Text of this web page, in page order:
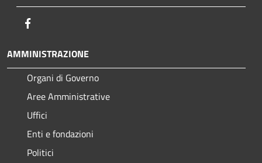
AMMINISTRAZIONE
Organi di Governo
Aree Amministrative
Uffici
Enti e fondazioni
Politici